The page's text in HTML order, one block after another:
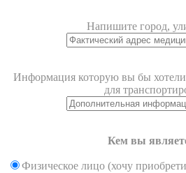
Напишите город,
Информация которую вы бы хотели
для
Кем вы
Физическое лицо (хочу